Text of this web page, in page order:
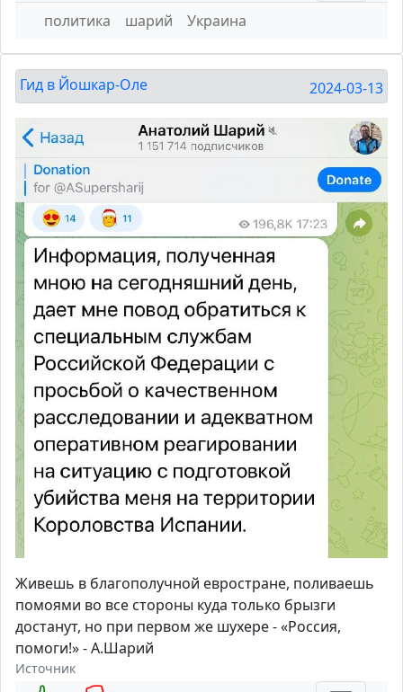
политика
шарий Украина
Гид в Йошкар-Оле 2024-03-13
Живешь в благополучной евростране, поливаешь
помоями во все стороны куда только брызги
достанут, но при первом же шухере - «Россия,
помоги!» - А.Шарий
Источник